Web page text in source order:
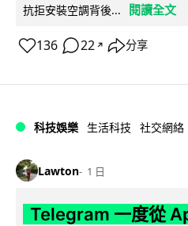
抗拒安裝空調背後...
閱讀全文
136 22 ↗ 分享
科技娛樂 生活科技 社交網絡
Lawton 1 日
Telegram 一度從